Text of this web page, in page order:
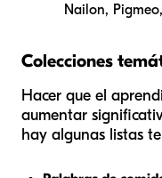
Nailon,
Colecciones
Hacer que el
aumentar
hay algunas listas